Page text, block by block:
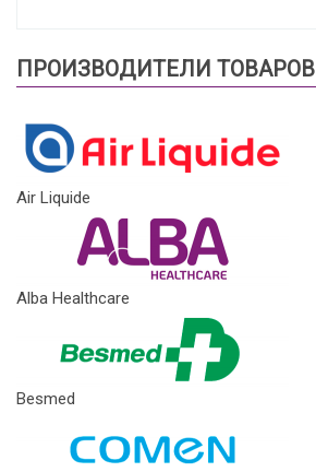
ПРОИЗВОДИТЕЛИ ТОВАРОВ
Air Liquide
Alba Healthcare
Besmed